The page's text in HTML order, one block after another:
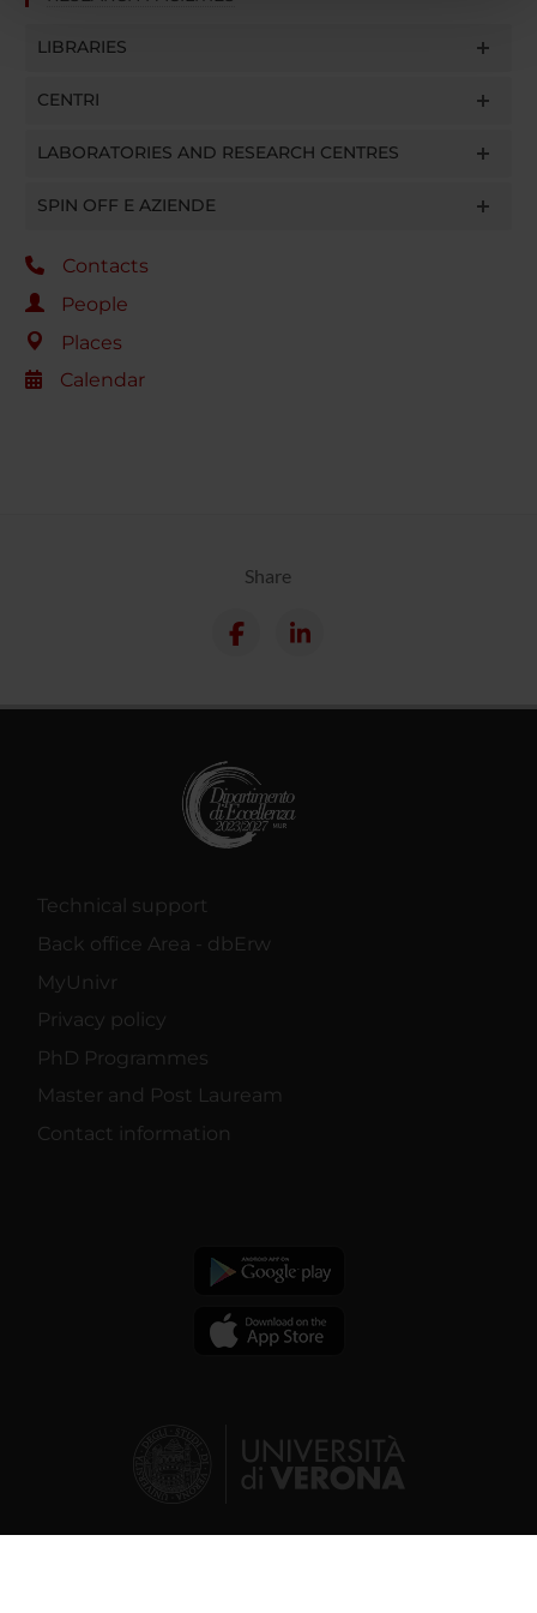
con altre informazioni che hai fornito loro o che hanno
LIBRARIES
CENTRI
LABORATORIES AND RESEARCH CENTRES
SPIN OFF E AZIENDE
Contacts
People
Places
Calendar
Share
Technical support
Back office Area - dbErw
MyUnivr
Privacy policy
PhD Programmes
Master and Post Lauream
Contact information